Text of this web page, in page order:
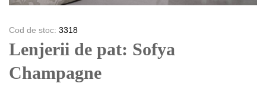
Cod de stoc: 3318
Lenjerii de pat: Sofya
Champagne